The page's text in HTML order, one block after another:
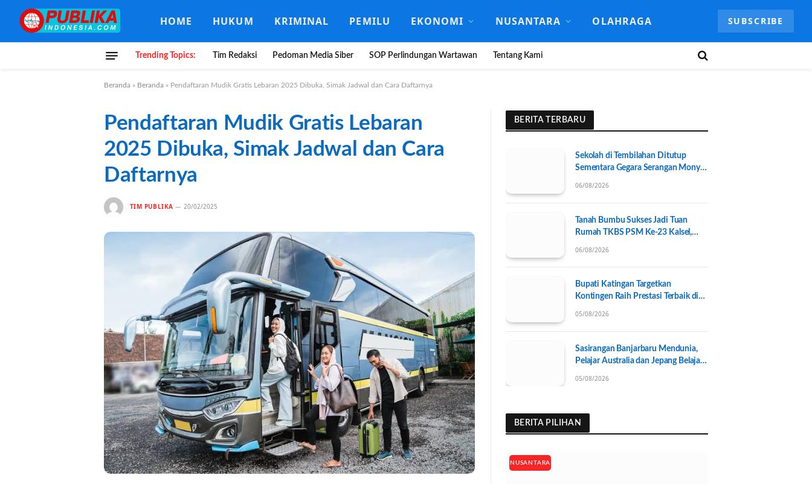
HOME HUKUM KRIMINAL PEMILU EKONOMI NUSANTARA OLAHRAGA SUBSCRIBE
Trending Topics: Tim Redaksi Pedoman Media Siber SOP Perlindungan Wartawan Tentang Kami
Beranda » Beranda » Pendaftaran Mudik Gratis Lebaran 2025 Dibuka, Simak Jadwal dan Cara Daftarnya
Pendaftaran Mudik Gratis Lebaran
2025 Dibuka, Simak Jadwal dan Cara
Daftarnya
TIM PUBLIKA 20/02/2025
BERITA TERBARU
Sekolah di Tembilahan Ditutup
Sementara Gegara Serangan Monyet
06/08/2026
Tanah Bumbu Sukses Jadi Tuan
Rumah TKBS PSM Ke-23 Kalsel,
06/08/2026
Bupati Katingan Targetkan
Kontingen Raih Prestasi Terbaik di
05/08/2026
Sasirangan Banjarbaru Mendunia,
Pelajar Australia dan Jepang Belajar
05/08/2026
BERITA PILIHAN
NUSANTARA